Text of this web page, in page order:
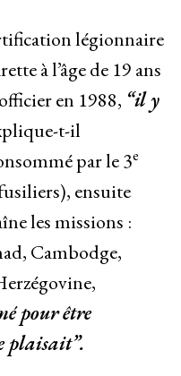
légionnaire
à l’âge de 19 ans
en 1988, “il y
t-il
par le 3e
ensuite
les missions :
Cambodge,
pour être
plaisait”.